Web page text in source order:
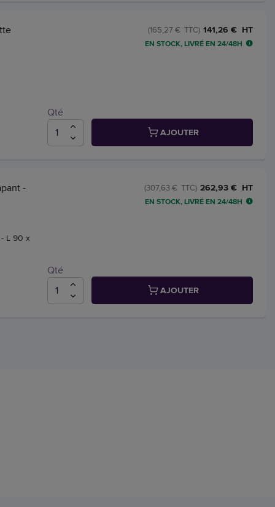
141,26 € HT
(165,27 € TTC)
EN STOCK, LIVRÉ EN 24/48H
Qté
AJOUTER
-
L 90 x
262,93 € HT
(307,63 € TTC)
EN STOCK, LIVRÉ EN 24/48H
Qté
AJOUTER